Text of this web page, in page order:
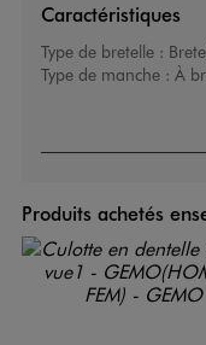
Caractéristiques
Type de bretelle :
Type de manche : À
Produits achetés